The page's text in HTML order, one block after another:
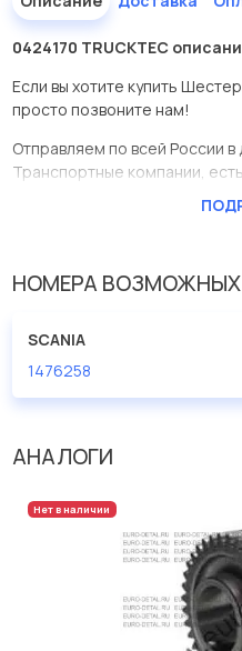
0424170 TRUCKTEC
Если вы хотите купить
просто позвоните нам!
Отправляем по всей России
Транспортные компании,
У данной детали есть
Евродеталь представлены в
Мы продаем
дисковые с гарантией от
Производитель
НОМЕРА
SCANIA
1476258
АНАЛОГИ
Нет в наличии